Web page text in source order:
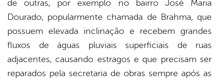
de outras, por exemplo no bairro José Maria
Dourado, popularmente chamada de Brahma, que
possuem elevada inclinação e recebem grandes
fluxos de águas pluviais superficiais de ruas
adjacentes, causando estragos e que precisam ser
reparados pela secretaria de obras sempre após as